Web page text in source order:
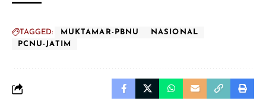
TAGGED: MUKTAMAR-PBNU
NASIONAL
PCNU-JATIM